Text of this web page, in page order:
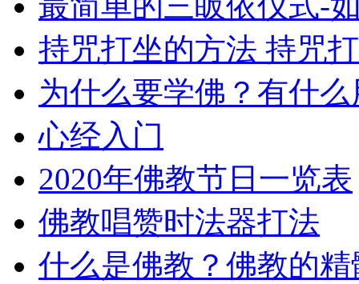
持咒打坐的方法 持咒
为什么要学佛？有什
心经入门
2020年佛教节日一览表
佛教唱赞时法器打法
什么是佛教？佛教的